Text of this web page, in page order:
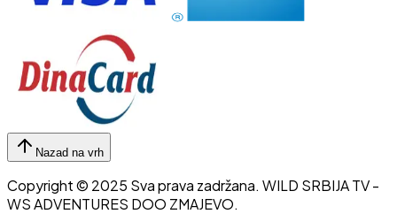
Nazad na vrh
Copyright © 2025 Sva prava zadržana. WILD SRBIJA TV-
WS ADVENTURES DOO ZMAJEVO.